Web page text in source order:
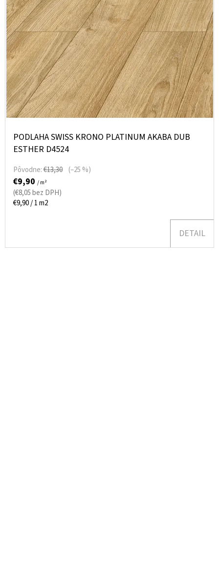
PODLAHA SWISS KRONO PLATINUM AKABA DUB
ESTHER D4524
Pôvodne:€13,30 (–25 %)
€9,90 / m²
(€8,05 bez DPH)
Jednotková
€9,90 / 1 m2
DETAIL